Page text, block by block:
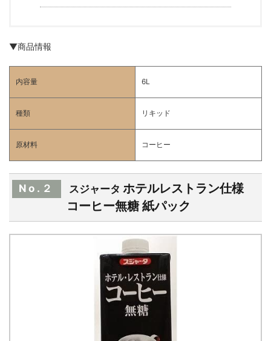
▼商品情報
内容量 6L
種類 リキッド
原材料 コーヒー
No.２ スジャータ ホテルレストラン仕様
コーヒー無糖 紙パック